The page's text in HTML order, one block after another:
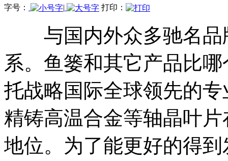
字号： | 打印：
与国内外众多驰名品
系。鱼篓和其它产品比
托战略国际全球领先的
精铸高温合金等轴晶叶
地位。为了能更好的得